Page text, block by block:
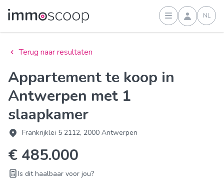
Inloggen
NL
Terug naar resultaten
Appartement te koop in
Antwerpen met 1
slaapkamer
Frankrijklei 5 2112, 2000 Antwerpen
€ 485.000
Is dit haalbaar voor jou?